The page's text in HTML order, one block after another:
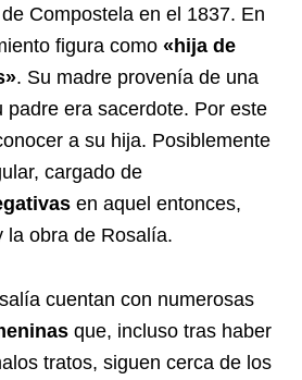
Compostela en el 1837. En
figura como «hija de
. Su madre provenía de una
padre era sacerdote. Por este
a su hija. Posiblemente
cargado de
en aquel entonces,
la obra de Rosalía.
cuentan con numerosas
que, incluso tras haber
tratos, siguen cerca de los